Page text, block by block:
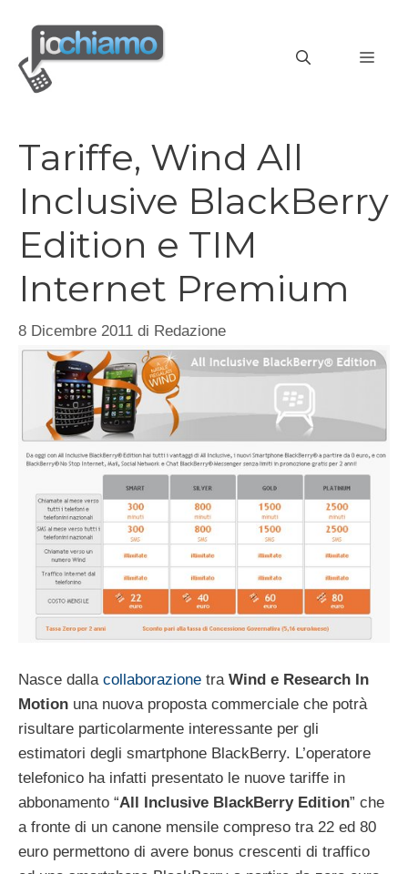
contenuto
Tariffe, Wind All
Inclusive BlackBerry
Edition e TIM
Internet Premium
8 Dicembre 2011 di Redazione
Nasce dalla collaborazione tra Wind e Research In
Motion una nuova proposta commerciale che potrà
risultare particolarmente interessante per gli
estimatori degli smartphone BlackBerry. L’operatore
telefonico ha infatti presentato le nuove tariffe in
abbonamento “All Inclusive BlackBerry Edition” che
a fronte di un canone mensile compreso tra 22 ed 80
euro permettono di avere bonus crescenti di traffico